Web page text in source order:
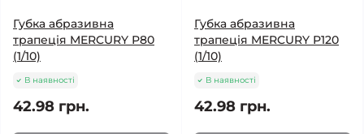
Губка абразивна
трапеція MERCURY Р80
(1/10)
В наявності
42.98 грн.
Губка абразивна
трапеція MERCURY Р120
(1/10)
В наявності
42.98 грн.